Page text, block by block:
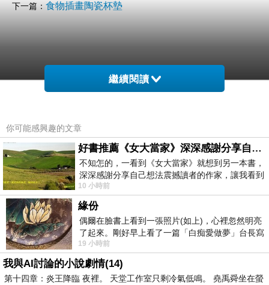
下一篇： 食物插畫陶瓷杯墊
繼續閱讀
你可能感興趣的文章
好書推薦《女大當家》深深感謝分享自己想法震撼讀者的作家，讓我看到不同樣貌的家庭！
不知怎的，一看到《女大當家》就想到另一本書，
深深感謝分享自己想法震撼讀者的作家，讓我看到
不同樣貌的家庭！ 《女大
10 小時前
緣份
偶爾在臉書上看到一張照片(如上)，心裡忽然明亮
了起來。剛好早上看了一篇「白痴愛做夢」台長寫
的貼文，在回顧年輕時瘋狂愛上
19 小時前
我與AI討論的小說劇情(14)
第十四章：炎王降臨 夜裡。 天堂工作室只剩冷氣低鳴。 堯禹舜坐在螢